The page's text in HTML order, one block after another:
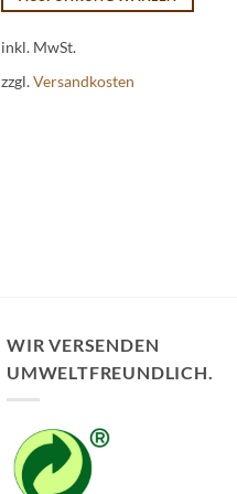
Produkt
weist
werden
inkl. MwSt.
zzgl.Versandkosten
WIR VERSENDEN
UMWELTFREUNDLICH.